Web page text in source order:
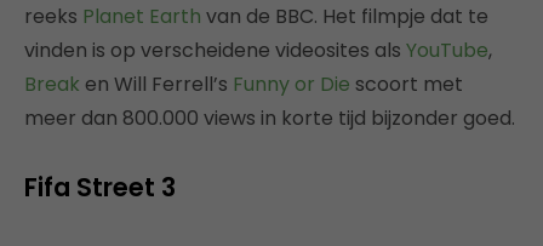
reeks Planet Earth van de BBC. Het filmpje dat te
vinden is op verscheidene videosites als YouTube,
Break en Will Ferrell’s Funny or Die scoort met
meer dan 800.000 views in korte tijd bijzonder goed.
Fifa Street 3